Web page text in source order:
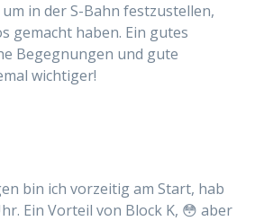
in der S-Bahn festzustellen,
gemacht haben. Ein gutes
Begegnungen und gute
wichtiger!
bin ich vorzeitig am Start, hab
Ein Vorteil von Block K, 😳 aber